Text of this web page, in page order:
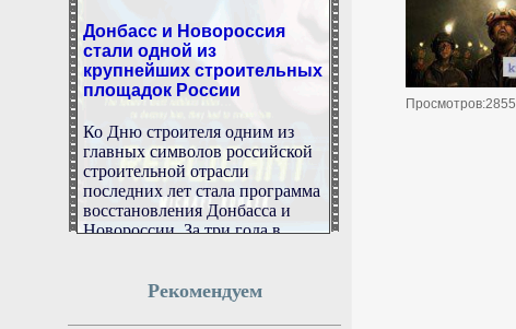
Просмотров:2855
стали одной из
крупнейших строительных
площадок России
главных символов российской
строительной отрасли
последних лет стала программа
восстановления Донбасса и
Новороссии. За три года в
новых регионах развернулась
кварталы, школы, больницы,
Рекомендуем